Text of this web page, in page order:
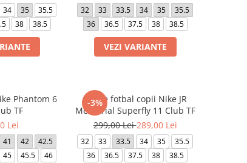
34 35
35.5
38 38.5
32 33 33.5 34 35
35.5
36
36.5 37.5 38 38.5
VEZI VARIANTE
Phantom 6
TF
Lei
41 42
42.5
45 45.5 46
-3%
Ghete fotbal copii Nike JR
Mercurial Superfly 11 Club TF
299,00 Lei289,00 Lei
32 33 33.5 34 35
35.5
36
36.5 37.5 38 38.5